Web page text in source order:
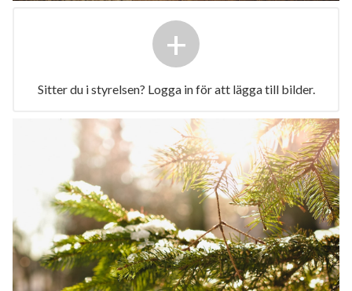
+
Sitter du i styrelsen? Logga in för att lägga till bilder.